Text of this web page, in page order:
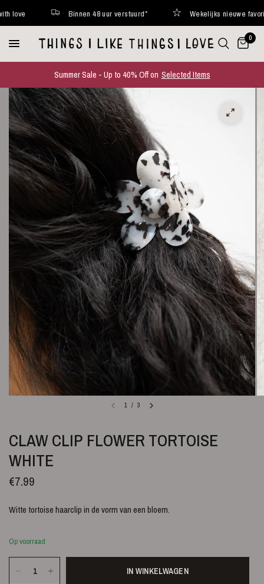
Binnen 48 uur verstuurd* Wekelijks nieuwe favorites
0
Summer Sale - Up to 40% Off on Selected Items
1 / 3
CLAW CLIP FLOWER TORTOISE
WHITE
€7.99
Witte tortoise haarclip in de vorm van een bloem.
Op voorraad
IN WINKELWAGEN